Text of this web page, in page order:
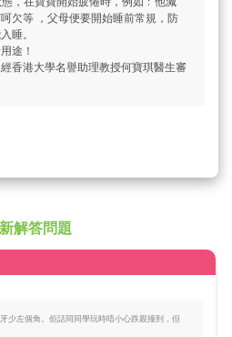
欠等 ，父母便要開始睡前常規，防
睡。
途！
香港大學名譽助理教授何寶琪醫生審
解答問題
少左個角。佢話同同學玩時唔小心跌親撞到，但